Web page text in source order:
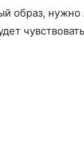
образ, нужно